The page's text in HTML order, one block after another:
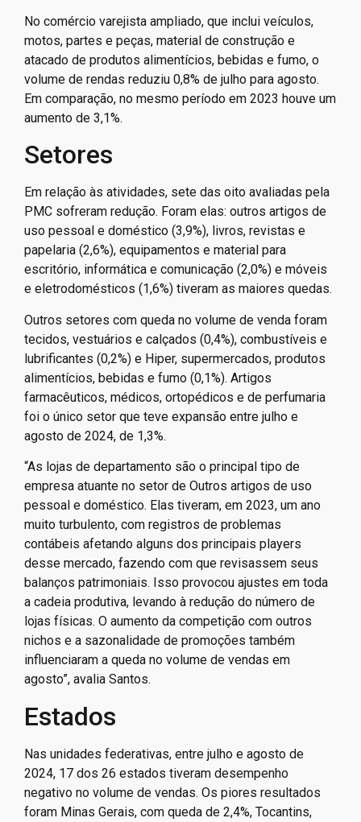
No comércio varejista ampliado, que inclui veículos,
motos, partes e peças, material de construção e
atacado de produtos alimentícios, bebidas e fumo, o
volume de rendas reduziu 0,8% de julho para agosto.
Em comparação, no mesmo período em 2023 houve um
aumento de 3,1%.
Setores
Em relação às atividades, sete das oito avaliadas pela
PMC sofreram redução. Foram elas: outros artigos de
uso pessoal e doméstico (3,9%), livros, revistas e
papelaria (2,6%), equipamentos e material para
escritório, informática e comunicação (2,0%) e móveis
e eletrodomésticos (1,6%) tiveram as maiores quedas.
Outros setores com queda no volume de venda foram
tecidos, vestuários e calçados (0,4%), combustíveis e
lubrificantes (0,2%) e Hiper, supermercados, produtos
alimentícios, bebidas e fumo (0,1%). Artigos
farmacêuticos, médicos, ortopédicos e de perfumaria
foi o único setor que teve expansão entre julho e
agosto de 2024, de 1,3%.
“As lojas de departamento são o principal tipo de
empresa atuante no setor de Outros artigos de uso
pessoal e doméstico. Elas tiveram, em 2023, um ano
muito turbulento, com registros de problemas
contábeis afetando alguns dos principais players
desse mercado, fazendo com que revisassem seus
balanços patrimoniais. Isso provocou ajustes em toda
a cadeia produtiva, levando à redução do número de
lojas físicas. O aumento da competição com outros
nichos e a sazonalidade de promoções também
influenciaram a queda no volume de vendas em
agosto”, avalia Santos.
Estados
Nas unidades federativas, entre julho e agosto de
2024, 17 dos 26 estados tiveram desempenho
negativo no volume de vendas. Os piores resultados
foram Minas Gerais, com queda de 2,4%, Tocantins,